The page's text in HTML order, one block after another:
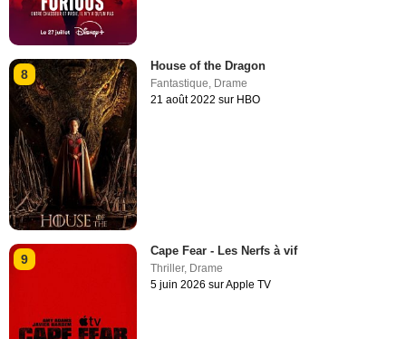
8
House of the Dragon
Fantastique, Drame
21 août 2022 sur HBO
9
Cape Fear - Les Nerfs à vif
Thriller, Drame
5 juin 2026 sur Apple TV